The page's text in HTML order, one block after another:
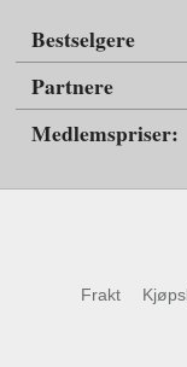
Bestselgere
Partnere
Medlemspriser:
Frakt